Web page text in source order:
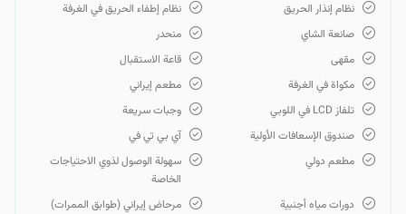
نظام إنذار الحريق
نظام إطفاء الحريق في الغرفة
صانعة الشاي
منحدر
مقهى
قاعة الاستقبال
مكواة في الغرفة
مطعم إيراني
تلفاز LCD في اللوبي
وجبات سريعة
صندوق الإسعافات الأولية
آي بي تي في
مطعم دولي
سهولة الوصول لذوي الاحتياجات
الخاصة
دورات مياه أجنبية
مرحاض إيراني (طوابق الممرات)